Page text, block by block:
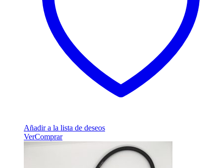
Añadir a la lista de deseos
VerComprar